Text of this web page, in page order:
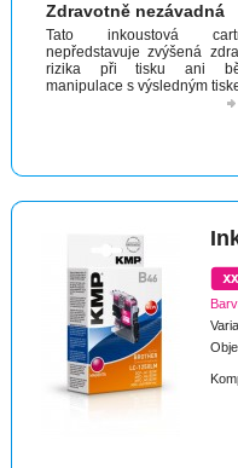
Zdravotně nezávadná
Tato inkoustová
nepředstavuje zvýšená
rizika při tisku ani
manipulace s výsledným